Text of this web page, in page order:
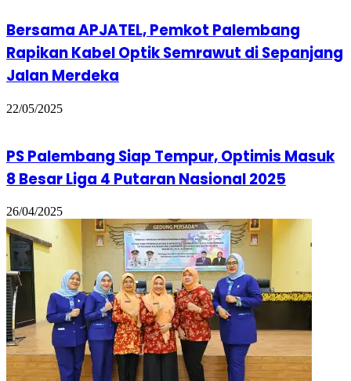
Bersama APJATEL, Pemkot Palembang
Rapikan Kabel Optik Semrawut di Sepanjang
Jalan Merdeka
22/05/2025
PS Palembang Siap Tempur, Optimis Masuk
8 Besar Liga 4 Putaran Nasional 2025
26/04/2025